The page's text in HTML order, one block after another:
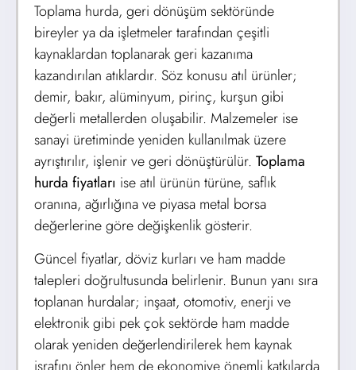
Toplama hurda, geri dönüşüm sektöründe
bireyler ya da işletmeler tarafından çeşitli
kaynaklardan toplanarak geri kazanıma
kazandırılan atıklardır. Söz konusu atıl ürünler;
demir, bakır, alüminyum, pirinç, kurşun gibi
değerli metallerden oluşabilir. Malzemeler ise
sanayi üretiminde yeniden kullanılmak üzere
ayrıştırılır, işlenir ve geri dönüştürülür. Toplama
hurda fiyatları ise atıl ürünün türüne, saflık
oranına, ağırlığına ve piyasa metal borsa
değerlerine göre değişkenlik gösterir.
Güncel fiyatlar, döviz kurları ve ham madde
talepleri doğrultusunda belirlenir. Bunun yanı sıra
toplanan hurdalar; inşaat, otomotiv, enerji ve
elektronik gibi pek çok sektörde ham madde
olarak yeniden değerlendirilerek hem kaynak
israfını önler hem de ekonomiye önemli katkılarda